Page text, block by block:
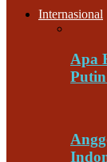
Internasional
Apa